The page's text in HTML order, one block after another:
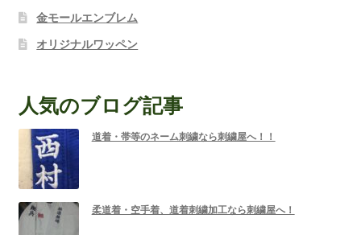
金モールエンブレム
オリジナルワッペン
人気のブログ記事
道着・帯等のネーム刺繍なら刺繍屋へ！！
柔道着・空手着、道着刺繍加工なら刺繍屋へ！